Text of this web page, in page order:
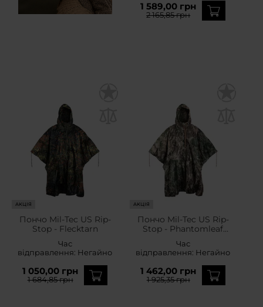
1 589,00 грн
2 165,85 грн
АКЦІЯ
Пончо Mil-Tec US Rip-
Stop - Flecktarn
Час
відправлення: Негайно
1 050,00 грн
1 684,85 грн
АКЦІЯ
Пончо Mil-Tec US Rip-
Stop - Phantomleaf
Час
відправлення: Негайно
1 462,00 грн
1 925,35 грн